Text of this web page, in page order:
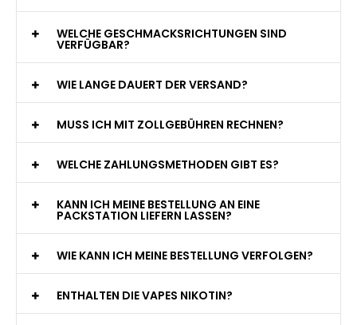
WELCHE GESCHMACKSRICHTUNGEN SIND
VERFÜGBAR?
WIE LANGE DAUERT DER VERSAND?
MUSS ICH MIT ZOLLGEBÜHREN RECHNEN?
WELCHE ZAHLUNGSMETHODEN GIBT ES?
KANN ICH MEINE BESTELLUNG AN EINE
PACKSTATION LIEFERN LASSEN?
WIE KANN ICH MEINE BESTELLUNG VERFOLGEN?
ENTHALTEN DIE VAPES NIKOTIN?